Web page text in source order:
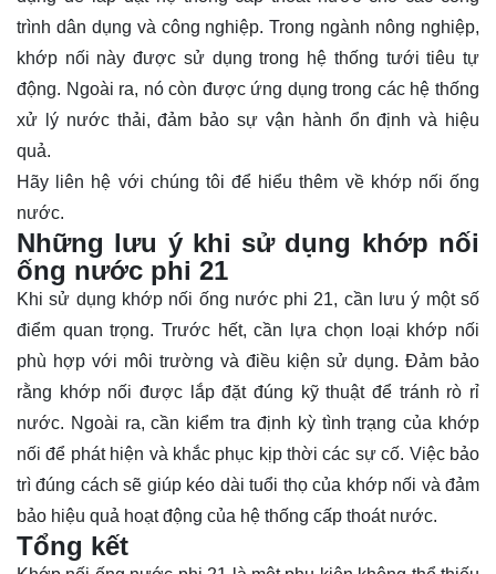
trình dân dụng và công nghiệp. Trong ngành nông nghiệp,
khớp nối này được sử dụng trong hệ thống tưới tiêu tự
động. Ngoài ra, nó còn được ứng dụng trong các hệ thống
xử lý nước thải, đảm bảo sự vận hành ổn định và hiệu
quả.
Hãy
liên hệ với chúng tôi để hiểu thêm về khớp nối ống
nước.
Những lưu ý khi sử dụng khớp nối
ống nước phi 21
Khi sử dụng khớp nối ống nước phi 21, cần lưu ý một số
điểm quan trọng. Trước hết, cần lựa chọn loại khớp nối
phù hợp với môi trường và điều kiện sử dụng. Đảm bảo
rằng khớp nối được lắp đặt đúng kỹ thuật để tránh rò rỉ
nước. Ngoài ra, cần kiểm tra định kỳ tình trạng của khớp
nối để phát hiện và khắc phục kịp thời các sự cố. Việc bảo
trì đúng cách sẽ giúp kéo dài tuổi thọ của khớp nối và đảm
bảo hiệu quả hoạt động của hệ thống cấp thoát nước.
Tổng kết